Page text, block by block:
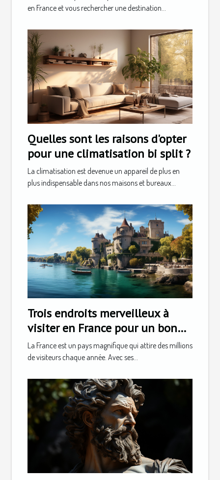
en France et vous rechercher une destination...
Quelles sont les raisons d'opter
pour une climatisation bi split ?
La climatisation est devenue un appareil de plus en
plus indispensable dans nos maisons et bureaux...
Trois endroits merveilleux à
visiter en France pour un bon
séjour
La France est un pays magnifique qui attire des millions
de visiteurs chaque année. Avec ses...